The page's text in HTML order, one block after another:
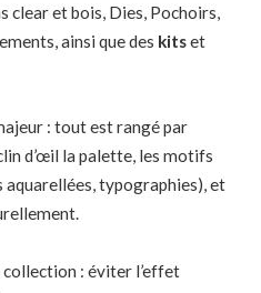
clear et bois, Dies, Pochoirs,
ainsi que des kitset
: tout est rangé par
d’œil la palette, les motifs
typographies), et
collection : éviter l’effet